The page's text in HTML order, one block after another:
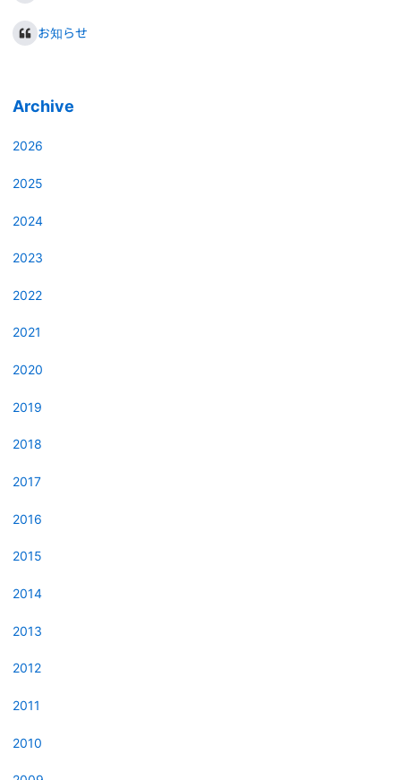
お知らせ
Archive
2026
2025
2024
2023
2022
2021
2020
2019
2018
2017
2016
2015
2014
2013
2012
2011
2010